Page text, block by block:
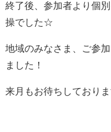
終了後、参加者より個
操でした☆
地域のみなさま、ご参
ました！
来月もお待ちしておりま